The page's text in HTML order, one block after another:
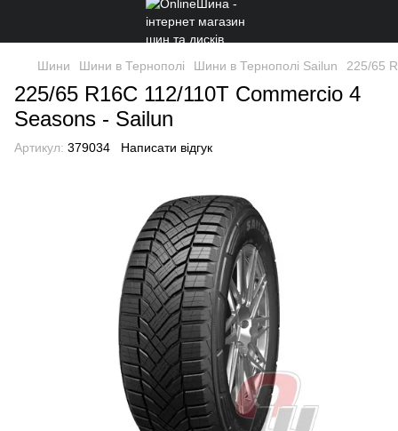
Шини Шини в Тернополі Шини в Тернополі Sailun 225/65
225/65 R16C 112/110T Commercio 4
Seasons - Sailun
Артикул: 379034 Написати відгук